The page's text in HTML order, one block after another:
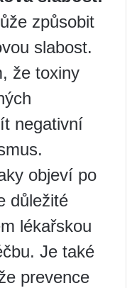
způsobit
slabost.
že toxiny
negativní
objeví po
důležité
lékařskou
Je také
prevence